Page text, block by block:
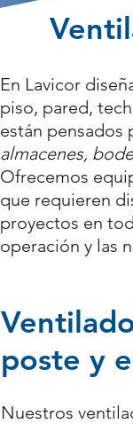
En Lavicor
piso, pared,
están pensados
almacenes,
Ofrecemos
que requieren
proyectos en
operación y las
poste y
Nuestros